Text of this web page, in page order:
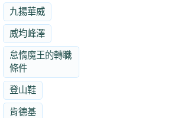
九揚華威
威均峰澤
怠惰魔王的轉職
條件
登山鞋
肯德基